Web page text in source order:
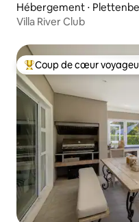
Hébergement ⋅
Villa River Club
Coups de cœur
Coup de cœur